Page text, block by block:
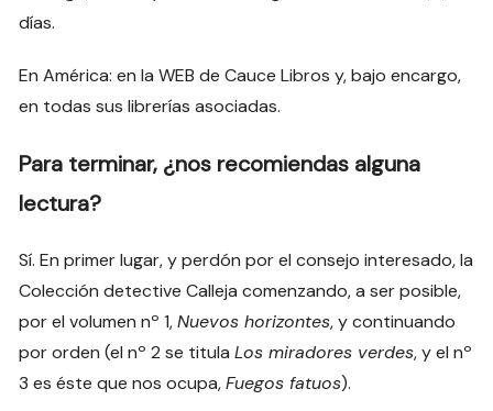
días.
En América: en la WEB de Cauce Libros y, bajo encargo,
en todas sus librerías asociadas.
Para terminar, ¿nos recomiendas alguna
lectura?
Sí. En primer lugar, y perdón por el consejo interesado, la
Colección detective Calleja comenzando, a ser posible,
por el volumen nº 1,Nuevos horizontes, y continuando
por orden (el nº 2 se titulaLos miradores verdes, y el nº
3 es éste que nos ocupa,Fuegos fatuos).